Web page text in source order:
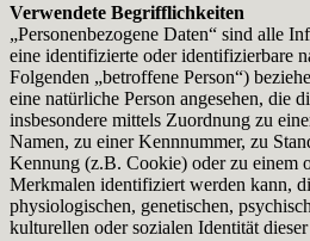
Verwendete Begrifflichkeiten
„Personenbezogene Daten“ sind alle
eine identifizierte oder identifizierbare
Folgenden „betroffene Person“)
eine natürliche Person angesehen, die
insbesondere mittels Zuordnung zu
Namen, zu einer Kennnummer, zu
Kennung (z.B. Cookie) oder zu einem
Merkmalen identifiziert werden kann,
physiologischen, genetischen,
kulturellen oder sozialen Identität